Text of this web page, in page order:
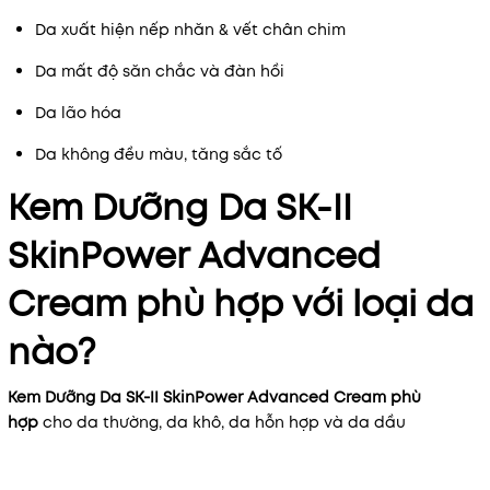
Da xuất hiện nếp nhăn & vết chân chim
Da mất độ săn chắc và đàn hồi
Da lão hóa
Da không đều màu, tăng sắc tố
Kem Dưỡng Da SK-II
SkinPower Advanced
Cream phù hợp với loại da
nào?
Kem Dưỡng Da SK-II SkinPower Advanced Cream phù
hợp cho da thường, da khô, da hỗn hợp và da dầu